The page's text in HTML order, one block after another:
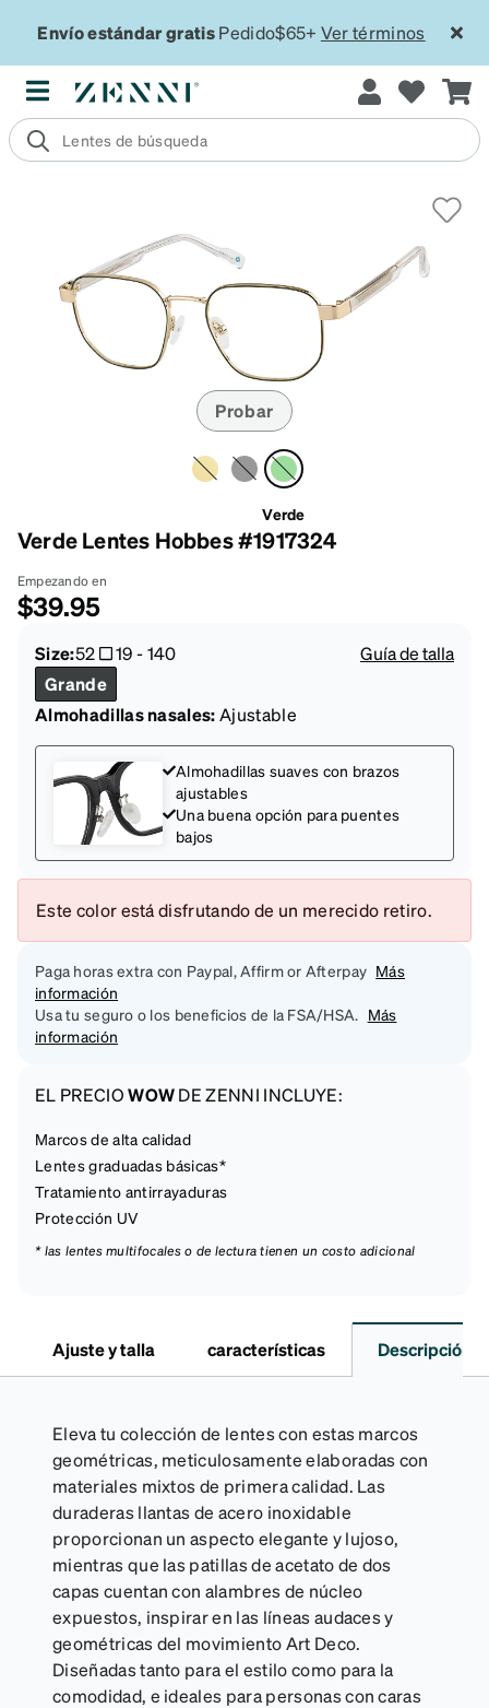
Envío estándar gratisPedido$65+ Ver términos
Probar
Verde
Verde Lentes Hobbes #1917324
Empezando en
$39.95
Size:52 19-140
Guía de talla
Grande
Almohadillas nasales:Ajustable
Almohadillas suaves con brazos
ajustables
Una buena opción para puentes
bajos
Este color está disfrutando de un merecido retiro.
Paga horas extra con Paypal, Affirm or Afterpay Más
información
Usa tu seguro o los beneficios de la FSA/HSA.
Más
información
EL PRECIOWOWDE ZENNI INCLUYE:
Marcos de alta calidad
Lentes graduadas básicas*
Tratamiento antirrayaduras
Protección UV
* las lentes multifocales o de lectura tienen un costo adicional
Ajuste y talla características Descripción
Eleva tu colección de lentes con estas marcos
geométricas, meticulosamente elaboradas con
materiales mixtos de primera calidad. Las
duraderas llantas de acero inoxidable
proporcionan un aspecto elegante y lujoso,
mientras que las patillas de acetato de dos
capas cuentan con alambres de núcleo
expuestos, inspirar en las líneas audaces y
geométricas del movimiento Art Deco.
Diseñadas tanto para el estilo como para la
comodidad, e ideales para personas con caras